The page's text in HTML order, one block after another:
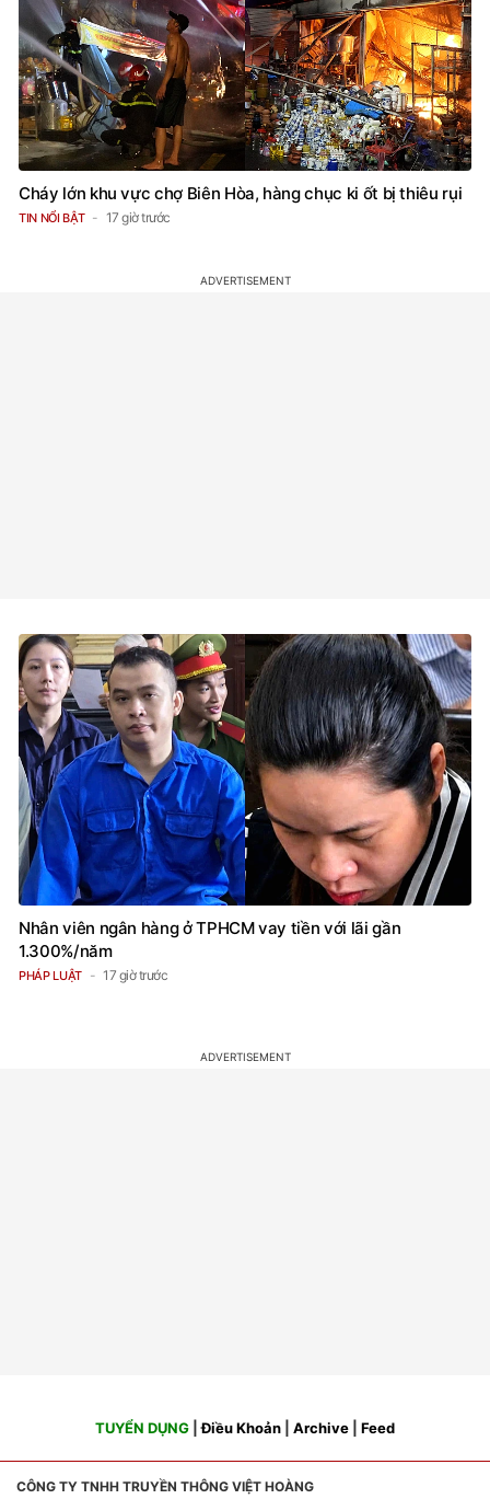
Cháy lớn khu vực chợ Biên Hòa, hàng chục ki ốt bị thiêu rụi
TIN NỔI BẬT 17 giờ trước
Nhân viên ngân hàng ở TPHCM vay tiền với lãi gần
1.300%/năm
PHÁP LUẬT 17 giờ trước
TUYỂN DỤNG |Điều Khoản Archive Feed
CÔNG TY TNHH TRUYỀN THÔNG VIỆT HOÀNG